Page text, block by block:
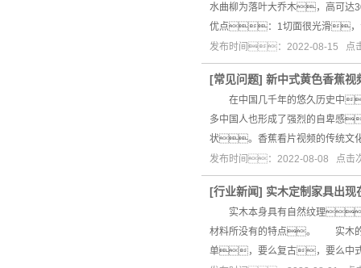
水曲柳为落叶大乔木，高可
优点：1切面很光滑，
发布时间：2022-08-15
[常见问题] 新中式黄色香蕉视
在中国几千年的悠久历史中
多中国人也形成了强烈的自卑
状。香蕉看片视频的传统文
发布时间：2022-08-08 点
[行业新闻] 实木定制家具出
实木本身具有自然纹理
材料所没有的特点。 实木
单，要么复古，要么